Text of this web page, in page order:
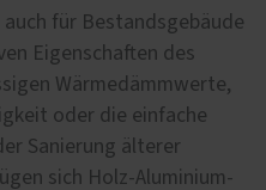
für Bestandsgebäude
Eigenschaften des
Wärmedämmwerte,
oder die einfache
Sanierung älterer
sich Holz-Aluminium-
Fenster, die ein
und sich elegant in
integrieren. Unsere Holz-
was sie versprechen.
unverwüstlich und
geprägt. Im Innern